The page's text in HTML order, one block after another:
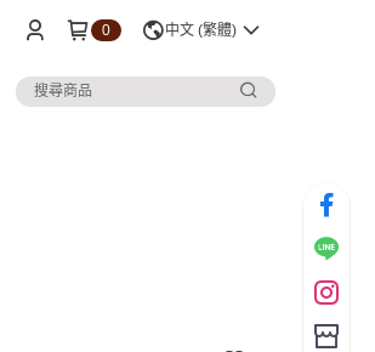
0 中文 (繁體)